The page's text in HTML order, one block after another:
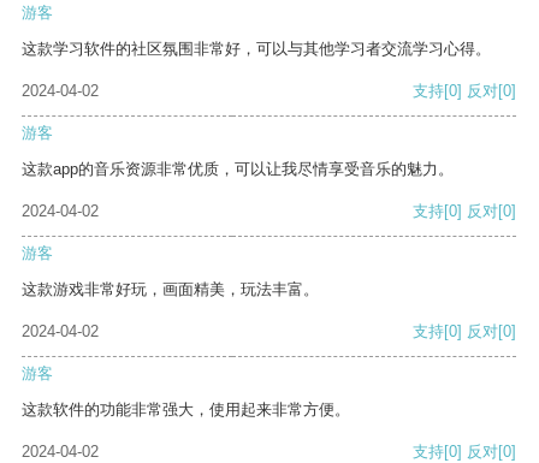
游客
这款学习软件的社区氛围非常好，可以与其他学习者交流学习心得。
2024-04-02 支持[0] 反对[0]
游客
这款app的音乐资源非常优质，可以让我尽情享受音乐的魅力。
2024-04-02 支持[0] 反对[0]
游客
这款游戏非常好玩，画面精美，玩法丰富。
2024-04-02 支持[0] 反对[0]
游客
这款软件的功能非常强大，使用起来非常方便。
2024-04-02 支持[0] 反对[0]